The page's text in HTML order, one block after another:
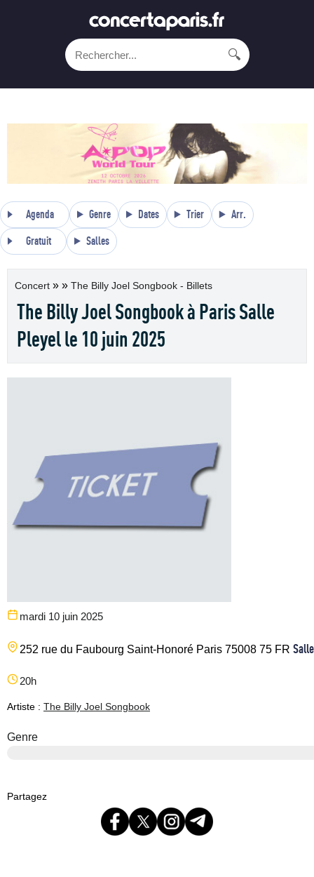
🔍
Agenda Genre Dates Trier Arr.
Gratuit Salles
Concert » » The Billy Joel Songbook - Billets
The Billy Joel Songbook à Paris Salle
Pleyel le 10 juin 2025
mardi 10 juin 2025
252 rue du Faubourg Saint-Honoré Paris 75008 75 FR
20h
Artiste : The Billy Joel Songbook
Genre
Partagez